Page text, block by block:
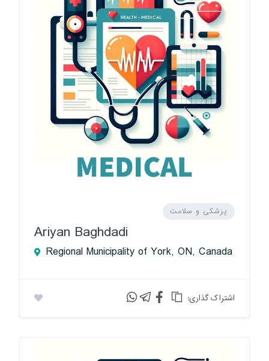
پزشکی و سلامت
Ariyan Baghdadi
Regional Municipality of York, ON, Canada
:اشتراک گذاری